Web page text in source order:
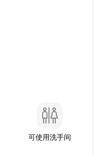
可使用洗手间